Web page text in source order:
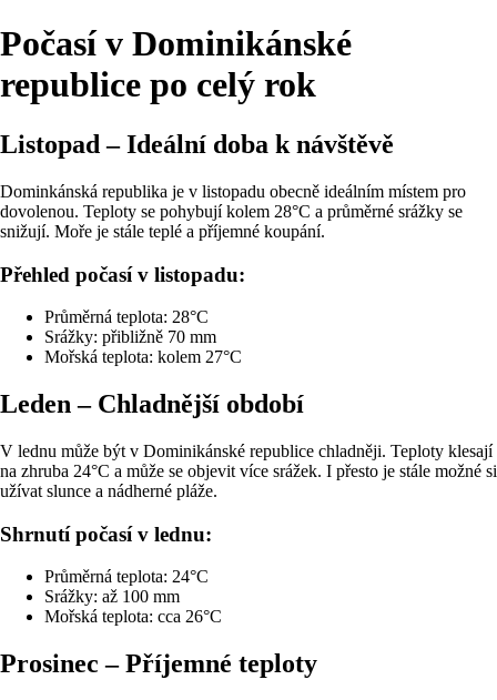
Počasí v Dominikánské
republice po celý rok
Listopad – Ideální doba k návštěvě
Dominkánská republika je v listopadu obecně ideálním místem pro
dovolenou. Teploty se pohybují kolem 28°C a průměrné srážky se
snižují. Moře je stále teplé a příjemné koupání.
Přehled počasí v listopadu:
Průměrná teplota: 28°C
Srážky: přibližně 70 mm
Mořská teplota: kolem 27°C
Leden – Chladnější období
V lednu může být v Dominikánské republice chladněji. Teploty klesají
na zhruba 24°C a může se objevit více srážek. I přesto je stále možné si
užívat slunce a nádherné pláže.
Shrnutí počasí v lednu:
Průměrná teplota: 24°C
Srážky: až 100 mm
Mořská teplota: cca 26°C
Prosinec – Příjemné teploty